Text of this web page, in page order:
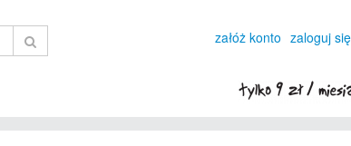
załóż konto zaloguj się